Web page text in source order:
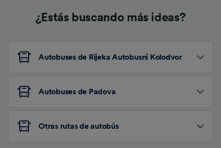
¿Estás buscando más ideas?
Autobuses de Rijeka Autobusni Kolodvor
Autobuses de Padova
Otras rutas de autobús